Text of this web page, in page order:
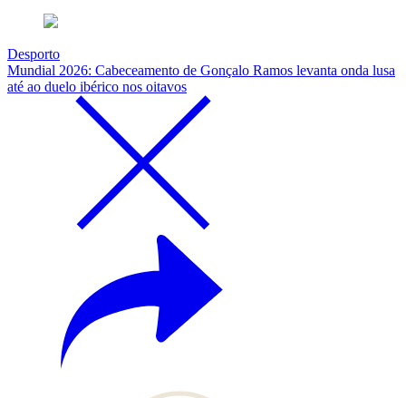
Desporto
Mundial 2026: Cabeceamento de Gonçalo Ramos levanta onda lusa
até ao duelo ibérico nos oitavos